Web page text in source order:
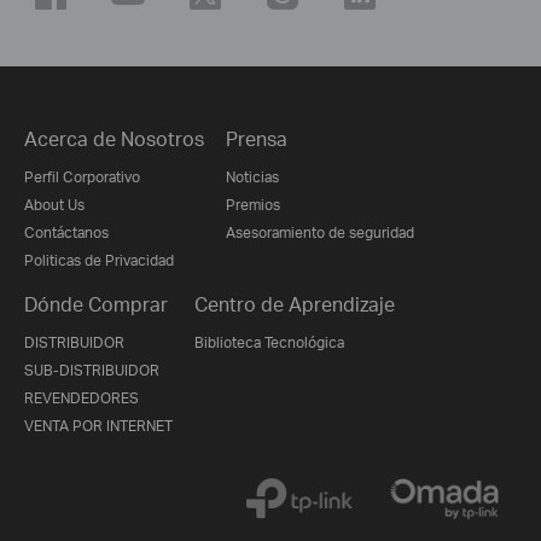
Acerca de Nosotros
Perfil Corporativo
About Us
Contáctanos
Politicas de Privacidad
Prensa
Noticias
Premios
Asesoramiento de seguridad
Dónde Comprar
DISTRIBUIDOR
SUB-DISTRIBUIDOR
REVENDEDORES
VENTA POR INTERNET
Centro de Aprendizaje
Biblioteca Tecnológica